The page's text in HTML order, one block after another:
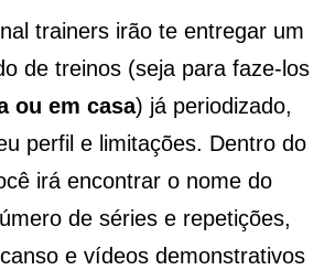
trainers irão te entregar um
de treinos (seja para faze-los
ou em casa) já periodizado,
perfil e limitações. Dentro do
irá encontrar o nome do
de séries e repetições,
e vídeos demonstrativos